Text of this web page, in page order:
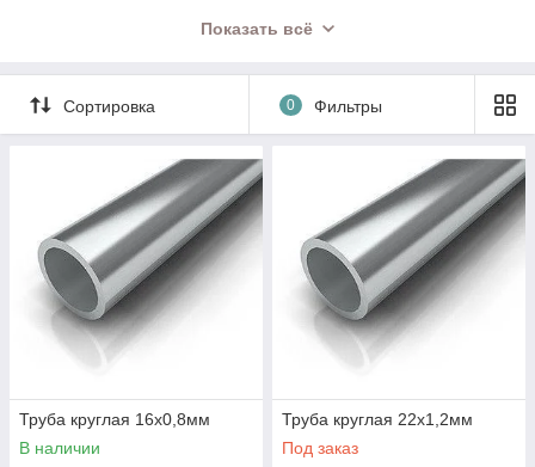
следующие достоинства: отсутствие подверженности к
эксплуатации; достаточно высокая прочность; не
подвержены возникновению отпускной хрупкости при
температурных перепадах транспортируемых жидкостей;
щелочной реакцией, так как алюминий химически
Показать всё
Сортировка 0 Фильтры
Труба круглая 16х0,8мм
В наличии
Труба круглая 22х1,2мм
Под заказ